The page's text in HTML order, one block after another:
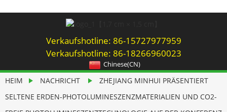
Verkaufshotline: 86-15727977959
Verkaufshotline: 86-18266960023
Chinese(CN)
HEIM NACHRICHT
ZHEJIANG MINHUI PRÄSENTIERT
SELTENE ERDEN-PHOTOLUMINESZENZMATERIALIEN UND CO2-